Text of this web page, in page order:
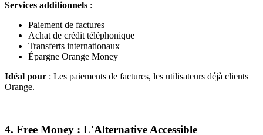
Services additionnels :
Paiement de factures
Achat de crédit téléphonique
Transferts internationaux
Épargne Orange Money
Idéal pour : Les paiements de factures, les utilisateurs déjà clients
Orange.
4. Free Money : L'Alternative Accessible